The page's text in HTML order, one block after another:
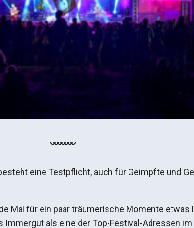
eine Testpflicht, auch für Geimpfte und
Mai für ein paar träumerische Momente
als eine der Top-Festival-Adressen